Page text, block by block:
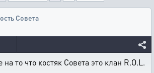
Совета
то что костяк Совета это клан R.O.L.